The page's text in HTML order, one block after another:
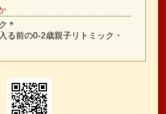
＊
る前の0-2歳親子リトミック・